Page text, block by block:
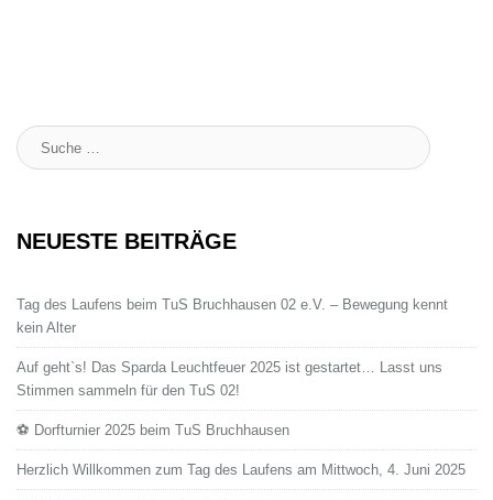
Suche
:
NEUESTE BEITRÄGE
Tag des Laufens beim TuS Bruchhausen 02 e.V. – Bewegung kennt
kein Alter
Auf geht`s! Das Sparda Leuchtfeuer 2025 ist gestartet… Lasst uns
Stimmen sammeln für den TuS 02!
⚽ Dorfturnier 2025 beim TuS Bruchhausen
Herzlich Willkommen zum Tag des Laufens am Mittwoch, 4. Juni 2025